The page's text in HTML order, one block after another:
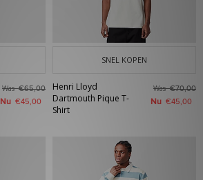
Was€65,00
Nu €45,00
SNEL KOPEN
Henri Lloyd
Dartmouth Pique T-
Shirt
Was€70,00
Nu €45,00